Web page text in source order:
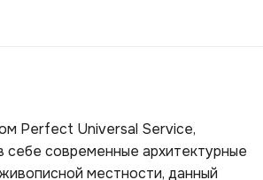
Perfect Universal Service,
себе современные архитектурные
местности, данный